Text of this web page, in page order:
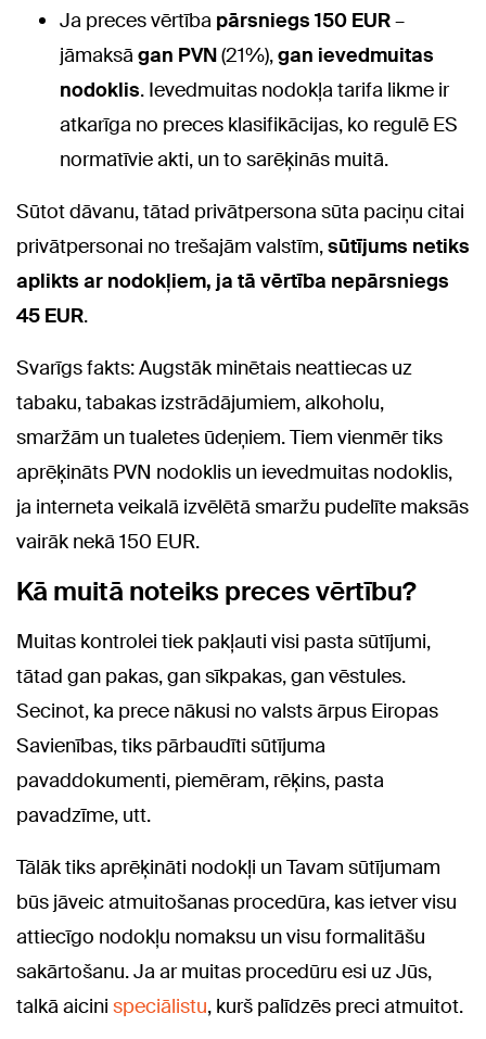
Ja preces vērtība pārsniegs 150 EUR–
jāmaksā gan PVN(21%),gan ievedmuitas
nodoklis. Ievedmuitas nodokļa tarifa likme ir
atkarīga no preces klasifikācijas, ko regulē ES
normatīvie akti, un to sarēķinās muitā.
Sūtot dāvanu, tātad privātpersona sūta paciņu citai
privātpersonai no trešajām valstīm,sūtījums netiks
aplikts ar nodokļiem, ja tā vērtība nepārsniegs
45 EUR.
Svarīgs fakts: Augstāk minētais neattiecas uz
tabaku, tabakas izstrādājumiem, alkoholu,
smaržām un tualetes ūdeņiem. Tiem vienmēr tiks
aprēķināts PVN nodoklis un ievedmuitas nodoklis,
ja interneta veikalā izvēlētā smaržu pudelīte maksās
vairāk nekā 150 EUR.
Kā muitā noteiks preces vērtību?
Muitas kontrolei tiek pakļauti visi pasta sūtījumi,
tātad gan pakas, gan sīkpakas, gan vēstules.
Secinot, ka prece nākusi no valsts ārpus Eiropas
Savienības, tiks pārbaudīti sūtījuma
pavaddokumenti, piemēram, rēķins, pasta
pavadzīme, utt.
Tālāk tiks aprēķināti nodokļi un Tavam sūtījumam
būs jāveic atmuitošanas procedūra, kas ietver visu
attiecīgo nodokļu nomaksu un visu formalitāšu
sakārtošanu. Ja ar muitas procedūru esi uz Jūs,
talkā aicini speciālistu, kurš palīdzēs preci atmuitot.